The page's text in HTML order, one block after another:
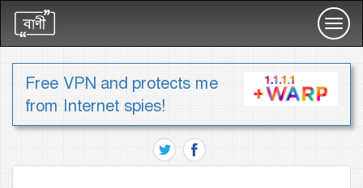
Free VPN and protects me
from Internet spies!